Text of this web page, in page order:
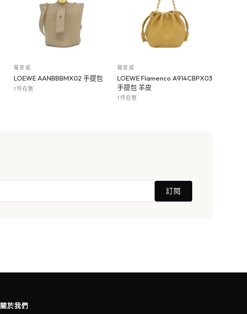
羅意威
LOEWE AANBBBMX02 手提包
1 件在售
羅意威
LOEWE Flamenco A914CBPX03
手提包 羊皮
1 件在售
訂閱
關於我們